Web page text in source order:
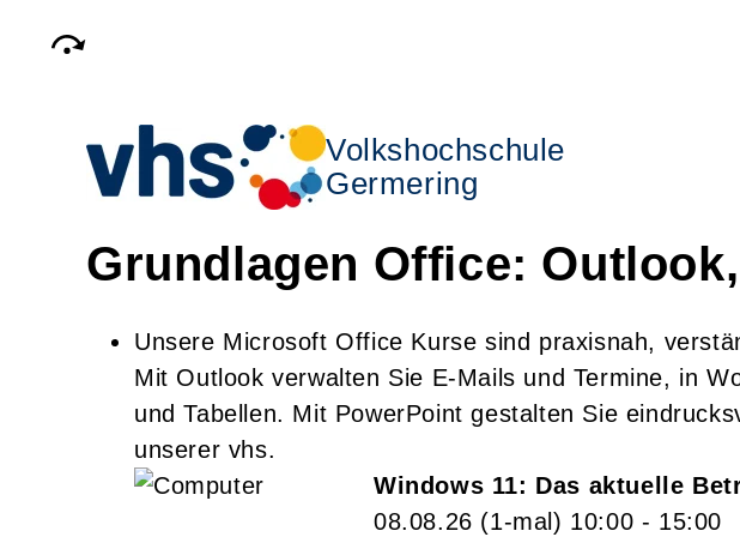
Volkshochschule
Germering
Grundlagen Office:
Unsere Microsoft Office Kurse sind praxisnah,
Mit Outlook verwalten Sie E-Mails und Termine, in
und Tabellen. Mit PowerPoint gestalten Sie
unserer vhs.
Windows 11: Das aktuelle
08.08.26 (1-mal) 10:00 - 15:00